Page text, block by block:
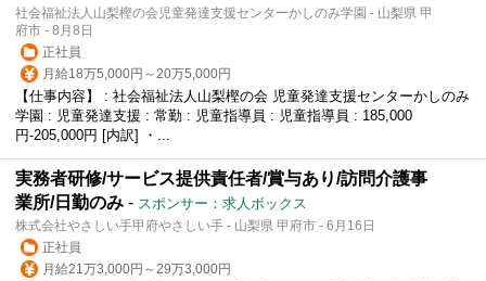
社会福祉法人山梨樫の会児童発達支援センターかしのみ学園 - 山梨県 甲
府市 - 8月8日
正社員
月給18万5,000円～20万5,000円
【仕事内容】 : 社会福祉法人山梨樫の会 児童発達支援センターかしのみ
学園 : 児童発達支援 : 常勤 : 児童指導員 : 児童指導員 : 185,000
円-205,000円 [内訳] ・...
実務者研修/サービス提供責任者/賞与あり/訪問介護事
業所/日勤のみ - スポンサー：求人ボックス
株式会社やさしい手甲府やさしい手 - 山梨県 甲府市 - 6月16日
正社員
月給21万3,000円～29万3,000円